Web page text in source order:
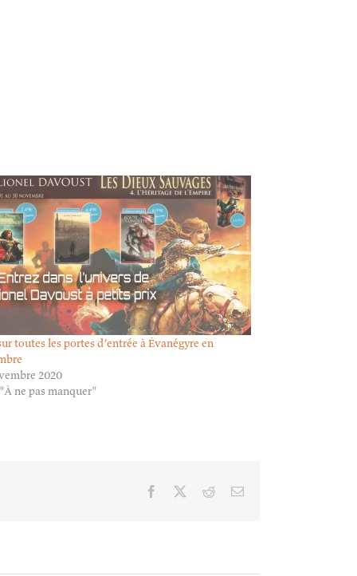
toutes les portes d’entrée à Évanégyre en
2020
ne pas manquer"
Facebook RedditEmail